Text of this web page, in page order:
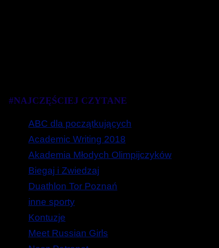
#NAJCZĘŚCIEJ CZYTANE
ABC dla początkujących
Academic Writing 2018
Akademia Młodych Olimpijczyków
Biegaj i Zwiedzaj
Duathlon Tor Poznań
inne sporty
Kontuzje
Meet Russian Girls